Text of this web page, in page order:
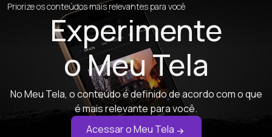
Priorize os conteúdos mais relevantes para você
Experimente
o Meu Tela
No Meu Tela, o conteúdo é definido de acordo com o que
é mais relevante para você.
Acessar o Meu Tela